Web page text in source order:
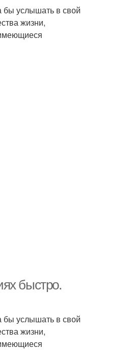
бы услышать в свой
жизни,
быстро.
бы услышать в свой
жизни,